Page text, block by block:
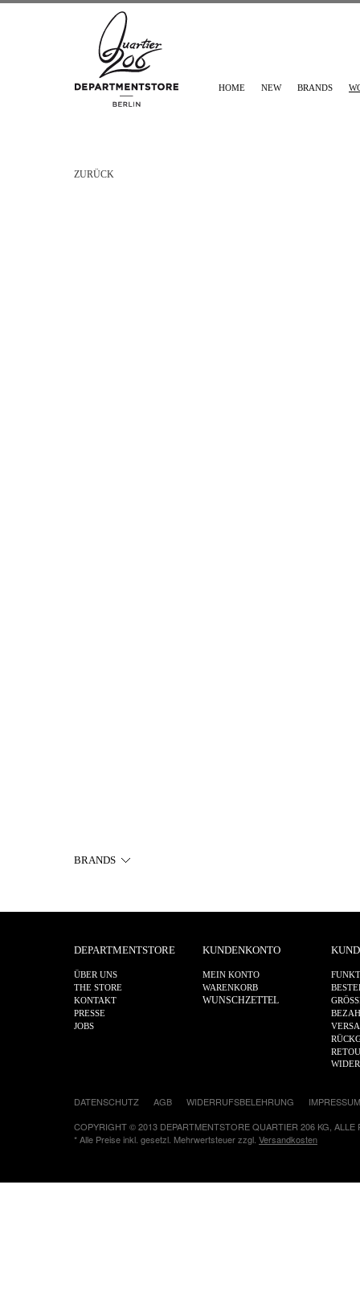
HOME NEW BRANDS
ZURÜCK
BRANDS
DEPARTMENTSTORE
ÜBER UNS
THE STORE
KONTAKT
PRESSE
JOBS
KUNDENKONTO
MEIN KONTO
WARENKORB
WUNSCHZETTEL
DATENSCHUTZ AGB WIDERRUFSBELEHRUNG
IMPRESSUM
COPYRIGHT © 2013 DEPARTMENTSTORE QUARTIER 206 KG, ALLE
* Alle Preise inkl. gesetzl. Mehrwertsteuer zzgl. Versandkosten